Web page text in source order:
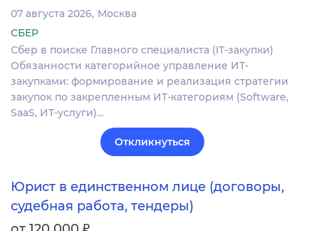
07 августа 2026 Москва
СБЕР
Сбер в поиске Главного специалиста (IT-закупки)
Обязанности категорийное управление ИТ-
закупками: формирование и реализация стратегии
закупок по закрепленным ИТ-категориям (Software,
SaaS, ИТ-услуги)…
Откликнуться
Юрист в единственном лице (договоры,
судебная работа, тендеры)
₽